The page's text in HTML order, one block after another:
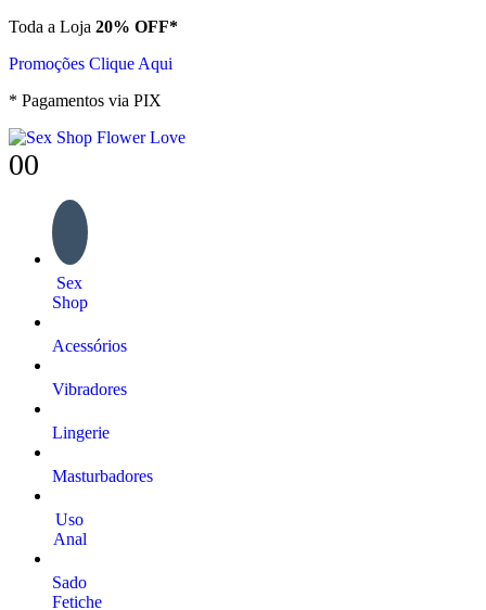
Toda a Loja 20% OFF*
Promoções Clique Aqui
* Pagamentos via PIX
00
Sex
Shop
Acessórios
Vibradores
Lingerie
Masturbadores
Uso
Anal
Sado
Fetiche